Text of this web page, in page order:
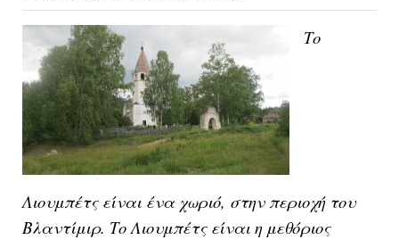
Το
Λιουμπέτς είναι ένα χωριό, στην περιοχή του
Βλαντίμιρ. Το Λιουμπέτς είναι η μεθόριος